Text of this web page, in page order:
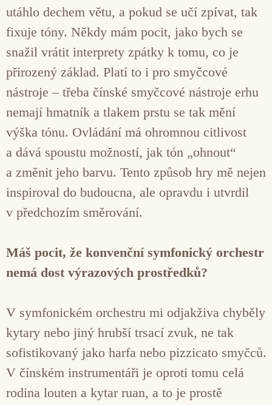
utáhlo dechem větu, a pokud se učí zpívat, tak
fixuje tóny. Někdy mám pocit, jako bych se
snažil vrátit interprety zpátky k tomu, co je
přirozený základ. Platí to i pro smyčcové
nástroje – třeba čínské smyčcové nástroje erhu
nemají hmatník a tlakem prstu se tak mění
výška tónu. Ovládání má ohromnou citlivost
a dává spoustu možností, jak tón „ohnout“
a změnit jeho barvu. Tento způsob hry mě nejen
inspiroval do budoucna, ale opravdu i utvrdil
v předchozím směrování.
Máš pocit, že konvenční symfonický orchestr
nemá dost výrazových prostředků?
V symfonickém orchestru mi odjakživa chyběly
kytary nebo jiný hrubší trsací zvuk, ne tak
sofistikovaný jako harfa nebo pizzicato smyčců.
V čínském instrumentáři je oproti tomu celá
rodina louten a kytar ruan, a to je prostě